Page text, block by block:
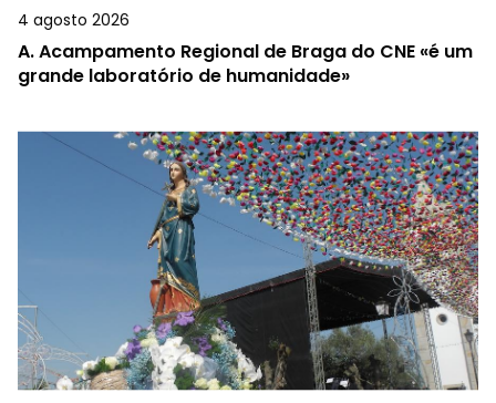
4 agosto 2026
A.Acampamento Regional de Braga do CNE «é um
grande laboratório de humanidade»